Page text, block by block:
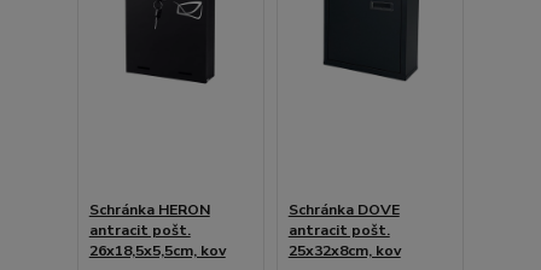
Schránka HERON
antracit pošt.
26x18,5x5,5cm, kov
Schránka DOVE
antracit pošt.
25x32x8cm, kov